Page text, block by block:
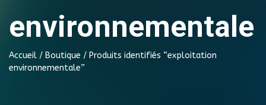
environnementale
Accueil / Boutique / Produits identifiés “exploitation
environnementale”